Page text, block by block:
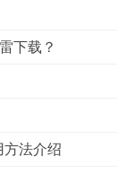
下载？
方法介绍